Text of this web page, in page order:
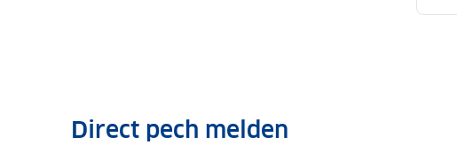
Direct pech melden